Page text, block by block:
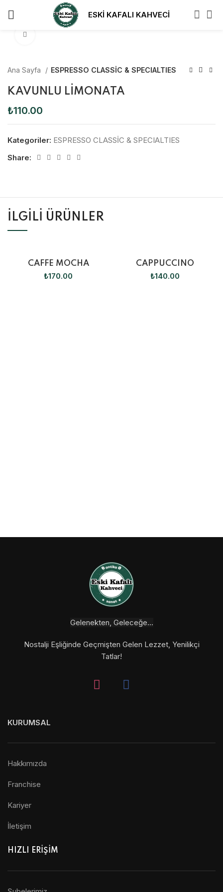
ESKİ KAFALI KAHVECİ
Ana Sayfa ESPRESSO CLASSİC & SPECIALTIES
KAVUNLU LİMONATA
₺110.00
Kategoriler: ESPRESSO CLASSİC & SPECIALTIES
Share:
İLGILI ÜRÜNLER
CAFFE MOCHA
₺170.00
CAPPUCCINO
₺140.00
Gelenekten, Geleceğe...
Nostalji Eşliğinde Geçmişten Gelen Lezzet, Yenilikçi
Tatlar!
KURUMSAL
Hakkımızda
Franchise
Kariyer
İletişim
HIZLI ERİŞİM